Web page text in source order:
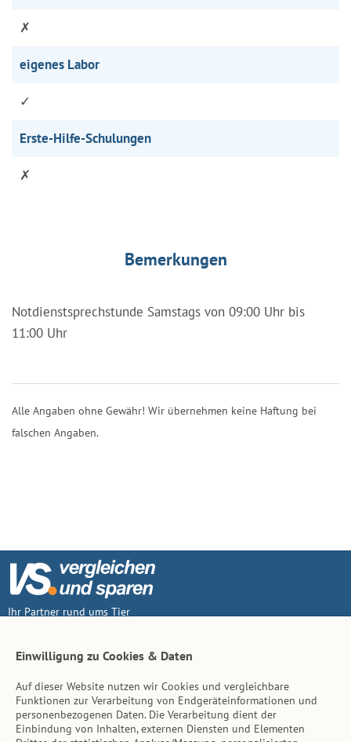
✗
eigenes Labor
✓
Erste-Hilfe-Schulungen
✗
Bemerkungen
Notdienstsprechstunde Samstags von 09:00 Uhr bis
11:00 Uhr
Alle Angaben ohne Gewähr! Wir übernehmen keine Haftung bei
falschen Angaben.
Ihr Partner rund ums Tier
Inhalt
Tierarzt-Suche
Einwilligung zu Cookies & Daten
Auf dieser Website nutzen wir Cookies und vergleichbare
Funktionen zur Verarbeitung von Endgeräteinformationen und
personenbezogenen Daten. Die Verarbeitung dient der
Einbindung von Inhalten, externen Diensten und Elementen